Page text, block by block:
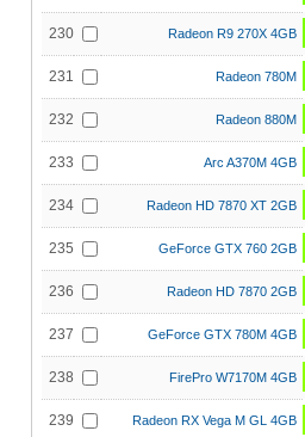
230 Radeon R9 270X 4GB
231 Radeon 780M
232 Radeon 880M
233 Arc A370M 4GB
234 Radeon HD 7870 XT 2GB
235 GeForce GTX 760 2GB
236 Radeon HD 7870 2GB
237 GeForce GTX 780M 4GB
238 FirePro W7170M 4GB
239 Radeon RX Vega M GL 4GB